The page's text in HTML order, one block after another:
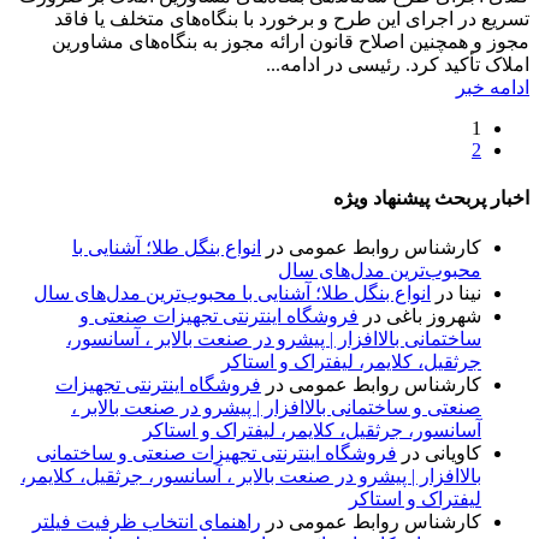
تسریع در اجرای این طرح و برخورد با بنگاه‌های متخلف یا فاقد
مجوز و همچنین اصلاح قانون ارائه مجوز به بنگاه‌های مشاورین
املاک تأکید کرد. رئیسی در ادامه...
ادامه خبر
1
2
اخبار پربحث پیشنهاد ویژه
کارشناس روابط عمومی در
انواع بنگل طلا؛ آشنایی با
محبوب‌ترین مدل‌های سال
نینا در
انواع بنگل طلا؛ آشنایی با محبوب‌ترین مدل‌های سال
شهروز باغی در فروشگاه اینترنتی تجهیزات صنعتی و
ساختمانی بالاافزار | پیشرو در صنعت بالابر ، آسانسور،
جرثقیل، کلایمر، لیفتراک و استاکر
کارشناس روابط عمومی در فروشگاه اینترنتی تجهیزات
صنعتی و ساختمانی بالاافزار | پیشرو در صنعت بالابر ،
آسانسور، جرثقیل، کلایمر، لیفتراک و استاکر
کاویانی در فروشگاه اینترنتی تجهیزات صنعتی و ساختمانی
بالاافزار | پیشرو در صنعت بالابر ، آسانسور، جرثقیل، کلایمر،
لیفتراک و استاکر
کارشناس روابط عمومی در راهنمای انتخاب ظرفیت فیلتر